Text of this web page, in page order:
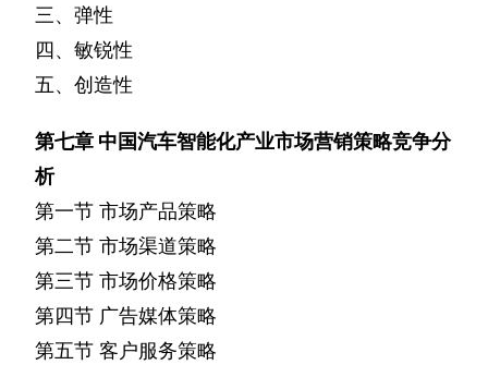
三、弹性
四、敏锐性
五、创造性
第七章 中国汽车智能化产业市场营销策略竞争分
析
第一节 市场产品策略
第二节 市场渠道策略
第三节 市场价格策略
第四节 广告媒体策略
第五节 客户服务策略